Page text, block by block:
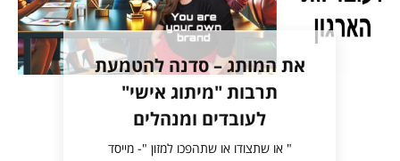
את המותג – סדנה להטמעת
תרבות "מיתוג אישי"
לעובדים ומנהלים
" או שתצודו או שתהפכו למזון "- מייסד